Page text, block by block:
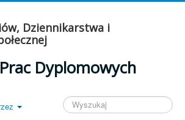
Dziennikarstwa i
Dyplomowych